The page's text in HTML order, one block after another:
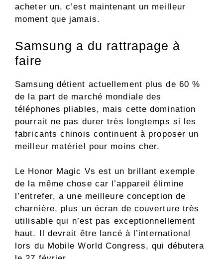
acheter un, c’est maintenant un meilleur
moment que jamais.
Samsung a du rattrapage à
faire
Samsung détient actuellement plus de 60 %
de la part de marché mondiale des
téléphones pliables, mais cette domination
pourrait ne pas durer très longtemps si les
fabricants chinois continuent à proposer un
meilleur matériel pour moins cher.
Le Honor Magic Vs est un brillant exemple
de la même chose car l’appareil élimine
l’entrefer, a une meilleure conception de
charnière, plus un écran de couverture très
utilisable qui n’est pas exceptionnellement
haut. Il devrait être lancé à l’international
lors du Mobile World Congress, qui débutera